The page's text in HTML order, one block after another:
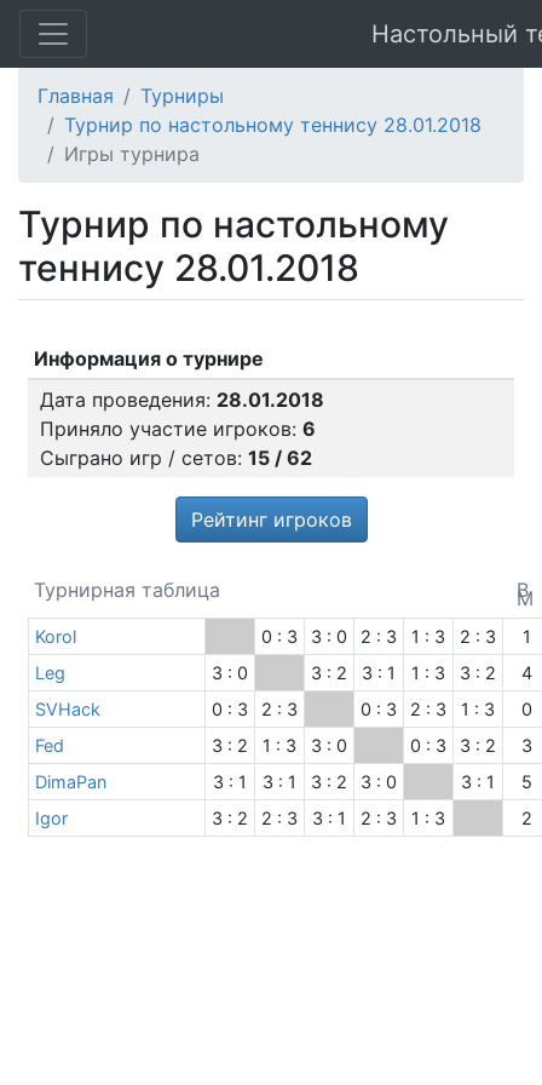
Настольный
Главная
Турниры
Турнир по настольному теннису 28.01.2018
Игры турнира
Турнир по настольному
теннису 28.01.2018
Информация о турнире
Дата проведения: 28.01.2018
Приняло участие игроков: 6
Сыграно игр / сетов: 15 / 62
Рейтинг игроков
Турнирная таблица В
М
Korol 0 : 3 3 : 0 2 : 3 1 : 3 2 : 3
1
Leg
3 : 0 3 : 2 3 : 1 1 : 3 3 : 2
4
SVHack
0 : 3 2 : 3 0 : 3 2 : 3 1 : 3
0
Fed
3 : 2 1 : 3 3 : 0 0 : 3 3 : 2
3
DimaPan
3 : 1 3 : 1 3 : 2 3 : 0 3 : 1
5
Igor
3 : 2 2 : 3 3 : 1 2 : 3 1 : 3 2